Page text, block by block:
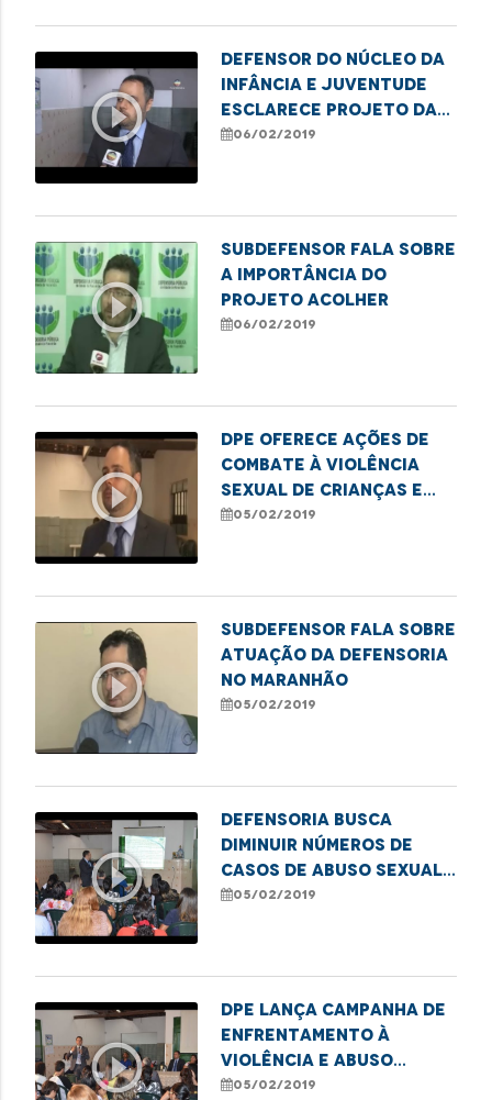
play_circle_outline
Defensor do Núcleo da
Infância e Juventude
esclarece projeto da
DPE
06/02/2019
play_circle_outline
Subdefensor fala sobre
a importância do
projeto acolher
06/02/2019
play_circle_outline
DPE oferece ações de
combate à violência
sexual de crianças e
adolescentes
05/02/2019
play_circle_outline
Subdefensor fala sobre
atuação da Defensoria
no Maranhão
05/02/2019
play_circle_outline
Defensoria busca
diminuir números de
casos de abuso sexual
infantil
05/02/2019
play_circle_outline
DPE lança campanha de
enfrentamento à
violência e abuso
sexual contra
05/02/2019